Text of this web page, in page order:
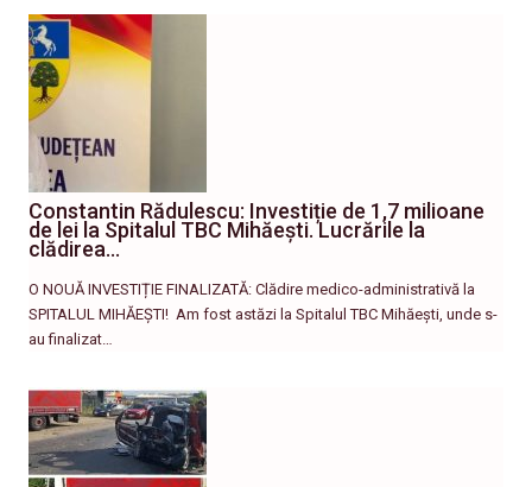
Constantin Rădulescu: Investiție de 1,7 milioane
de lei la Spitalul TBC Mihăești. Lucrările la
clădirea…
O NOUĂ INVESTIȚIE FINALIZATĂ: Clădire medico-administrativă la
SPITALUL MIHĂEȘTI! ​ Am fost astăzi la Spitalul TBC Mihăești, unde s-
au finalizat…